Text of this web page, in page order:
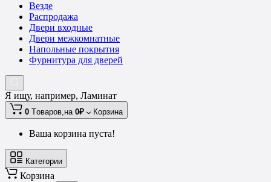
Везде
Распродажа
Двери входные
Двери межкомнатные
Напольные покрытия
Фурнитура для дверей
Я ищу, например, Ламинат
0 Tоваров,на 0₽ Корзина
Ваша корзина пуста!
Категории
Корзина